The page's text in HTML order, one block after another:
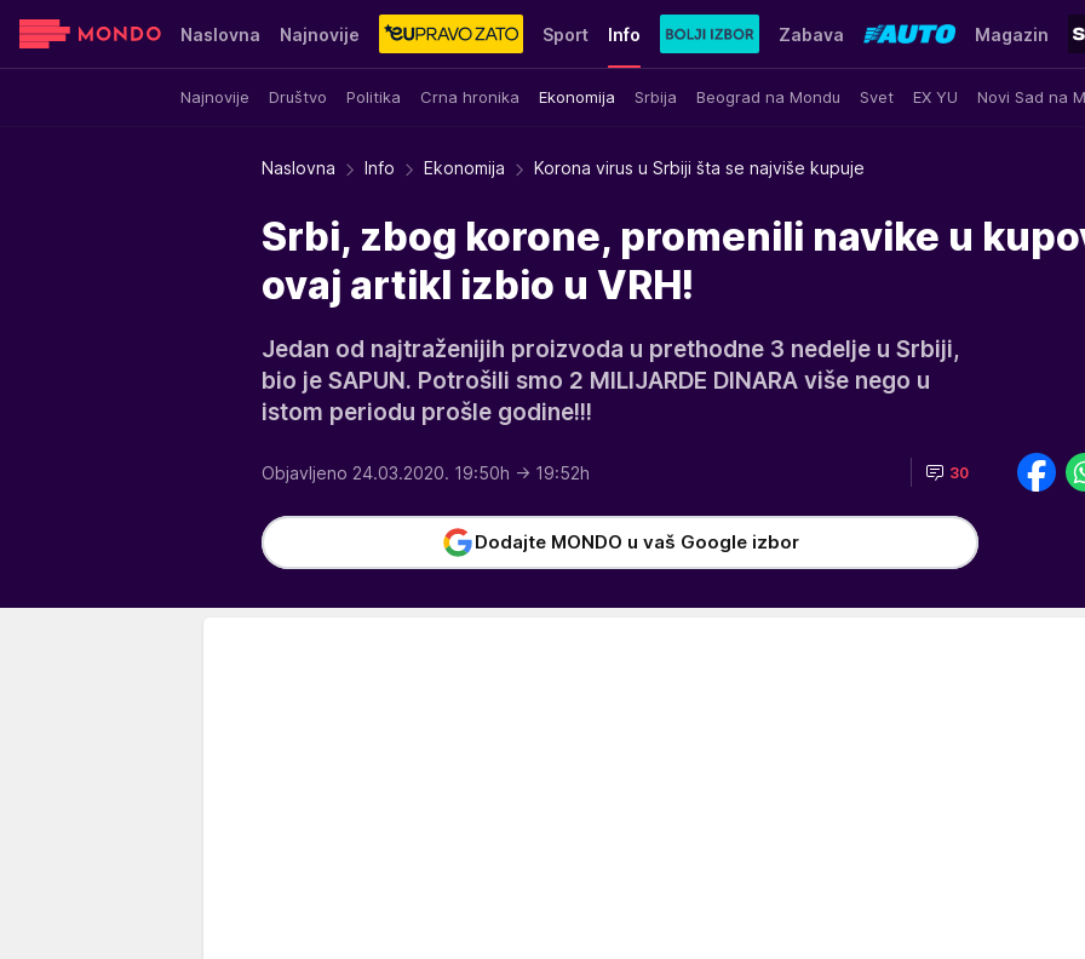
Naslovna Najnovije Sport Info
Najnovije Društvo Politika Crna hronika Ekonomija Srbija Beograd na Mondu Svet EX YU Novi Sad na
Zabava Magazin
Sensa Stvar ukusa Yumama
Naslovna Info Ekonomija Korona virus u Srbiji šta se najviše kupuje
Srbi, zbog korone, promenili navike u
ovaj artikl izbio u VRH!
Jedan od najtraženijih proizvoda u prethodne 3 nedelje u Srbiji,
bio je SAPUN. Potrošili smo 2 MILIJARDE DINARA više nego u
istom periodu prošle godine!!!
Objavljeno 24.03.2020. 19:50h → 19:52h 30
Dodajte MONDO u vaš Google izbor